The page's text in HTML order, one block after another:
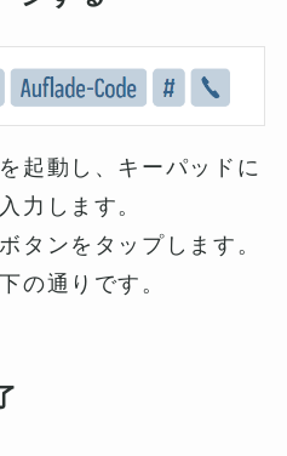
起動し、キーパッドに
力します。
タンをタップします。
の通りです。